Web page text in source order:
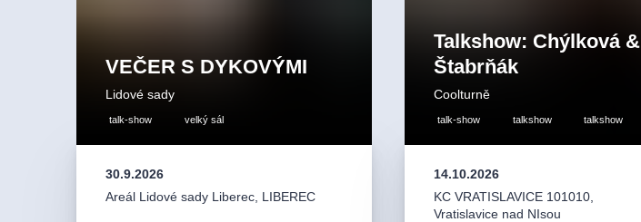
VEČER S DYKOVÝMI
Lidové sady
talk-show velký sál
30.9.2026
Areál Lidové sady Liberec LIBEREC
Talkshow: Chýlková &
Štabrňák
Coolturně
talk-show talkshow talkshow
14.10.2026
KC VRATISLAVICE 101010,
Vratislavice nad NIsou